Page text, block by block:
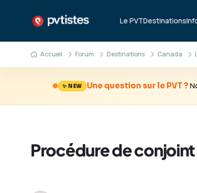
Le PVTDestinations
Accueil Forum Destinations Canada
✨ NEW Une question sur le PVT ?
Procédure de